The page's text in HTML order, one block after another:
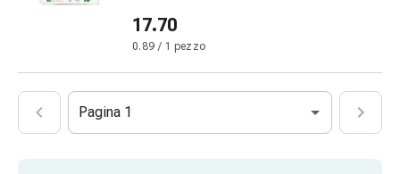
delle
gemme
Fitoterapia
17.70
0.89 / 1 pezzo
Pagina 1